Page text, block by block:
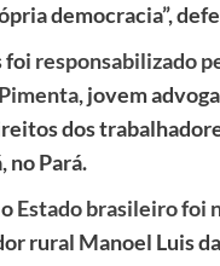
democracia”,
foi responsabilizado
, jovem
dos
no Pará.
Estado brasileiro foi
rural Manoel Luis